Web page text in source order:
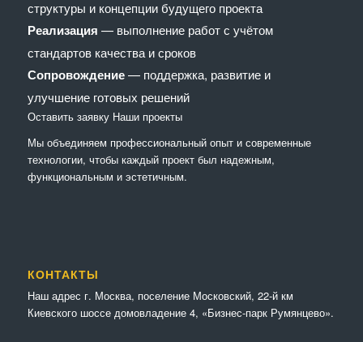
структуры и концепции будущего проекта
Реализация — выполнение работ с учётом
стандартов качества и сроков
Сопровождение— поддержка, развитие и
улучшение готовых решений
Оставить заявку Наши проекты
Мы объединяем профессиональный опыт и современные
технологии, чтобы каждый проект был надежным,
функциональным и эстетичным.
КОНТАКТЫ
Наш адрес г. Москва, поселение Московский, 22-й км
Киевского шоссе домовладение 4, «Бизнес-парк Румянцево».